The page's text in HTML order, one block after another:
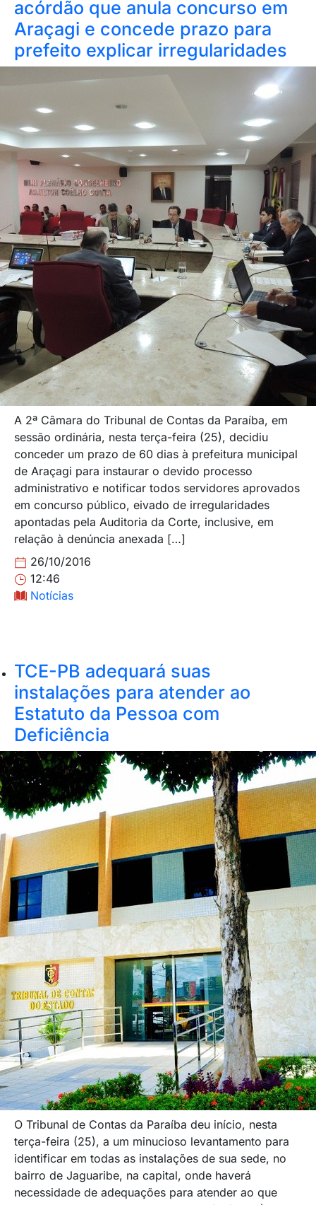
acórdão que anula concurso em
Araçagi e concede prazo para
prefeito explicar irregularidades
A 2ª Câmara do Tribunal de Contas da Paraíba, em
sessão ordinária, nesta terça-feira (25), decidiu
conceder um prazo de 60 dias à prefeitura municipal
de Araçagi para instaurar o devido processo
administrativo e notificar todos servidores aprovados
em concurso público, eivado de irregularidades
apontadas pela Auditoria da Corte, inclusive, em
relação à denúncia anexada […]
26/10/2016
12:46
Notícias
TCE-PB adequará suas
instalações para atender ao
Estatuto da Pessoa com
Deficiência
O Tribunal de Contas da Paraíba deu início, nesta
terça-feira (25), a um minucioso levantamento para
identificar em todas as instalações de sua sede, no
bairro de Jaguaribe, na capital, onde haverá
necessidade de adequações para atender ao que